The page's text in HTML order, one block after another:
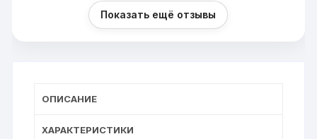
Показать ещё отзывы
ОПИСАНИЕ
ХАРАКТЕРИСТИКИ